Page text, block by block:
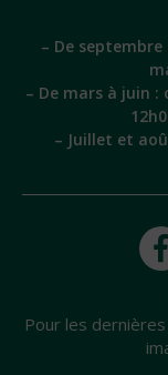
– De
– De mars à juin
– Juillet et
Pour les